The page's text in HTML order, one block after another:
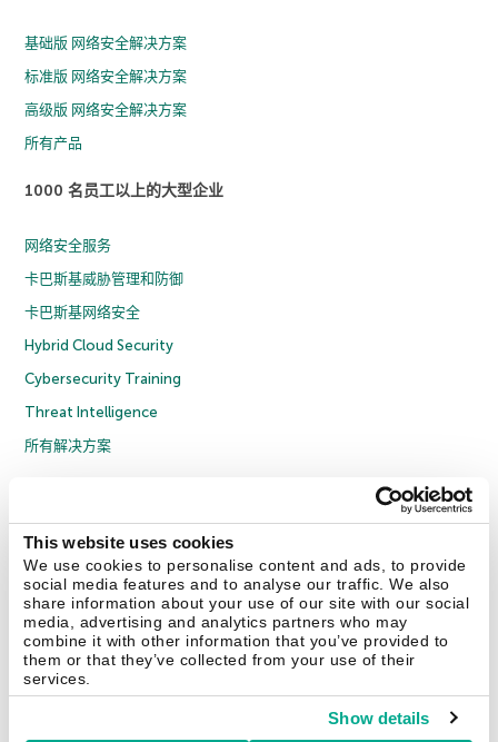
This website uses cookies
We use cookies to personalise content and ads, to provide
social media features and to analyse our traffic. We also
share information about your use of our site with our social
media, advertising and analytics partners who may
combine it with other information that you’ve provided to
them or that they’ve collected from your use of their
services.
Show details
基础版 网络安全解决方案
标准版 网络安全解决方案
高级版 网络安全解决方案
所有产品
1000 名员工以上的大型企业
网络安全服务
卡巴斯基威胁管理和防御
卡巴斯基网络安全
Hybrid Cloud Security
Cybersecurity Training
Threat Intelligence
所有解决方案
隐私策略
京ICP备12053225号
京公网安备 11010102001169号
联系我们 关于我们 合作伙伴 Blog 资源中心 新闻稿
Securelist Eugene Personal Blog